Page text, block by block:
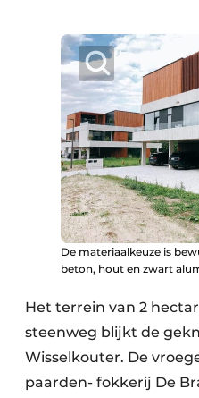
De materiaalkeuze is
beton, hout en zwart
Het terrein van 2
steenweg blijkt de
Wisselkouter. De
paarden- fokkerij De